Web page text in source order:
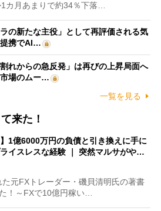
カ月あまりで約34％下落…
の新たな主役」として再評価される気
携でAI…
れからの急反発」は再びの上昇局面へ
場のムー…
一覧を見る
来た！
】1億6000万円の負債と引き換えに手に
イスレスな経験 ｜ 突然マルサがや…
元FXトレーダー・磯貝清明氏の著書
！～FXで10億円稼い…